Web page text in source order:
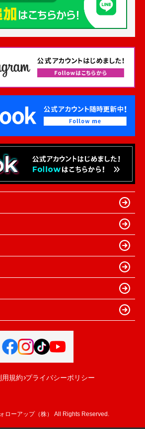
用規約 プライバシーポリシー
ローアップ（株） All Rights Reserved.